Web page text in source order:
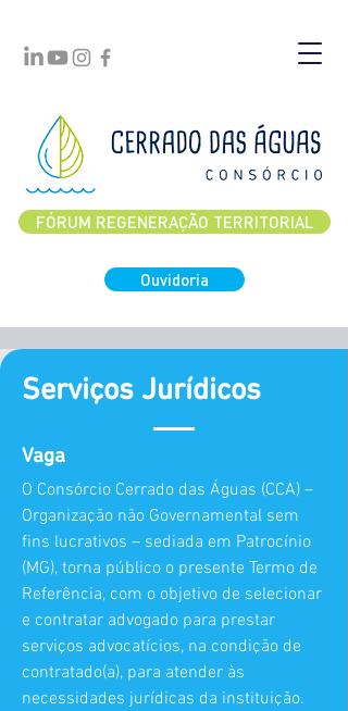
FÓRUM REGENERAÇÃO TERRITORIAL
Ouvidoria
Serviços Jurídicos
Vaga
O Consórcio Cerrado das Águas (CCA) –
Organização não Governamental sem
fins lucrativos – sediada em Patrocínio
(MG), torna público o presente Termo de
Referência, com o objetivo de selecionar
e contratar advogado para prestar
serviços advocatícios, na condição de
contratado(a), para atender às
necessidades jurídicas da instituição.